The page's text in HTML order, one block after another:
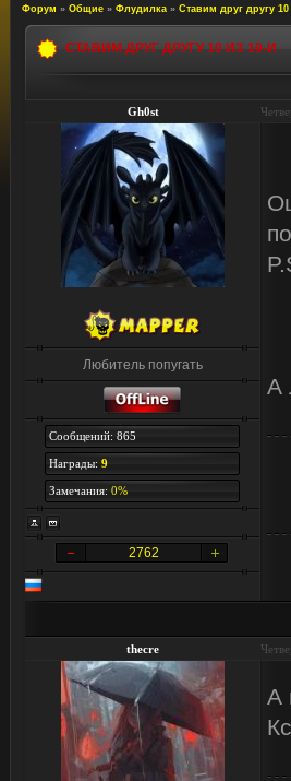
Форум » Общие » Флудилка » Ставим друг другу 10
СТАВИМ ДРУГ ДРУГУ 10 ИЗ 10-И
Gh0st
Любитель попугать
Сообщений: 865
Награды: 9
Замечания: 0%
2762
А
thecre
А